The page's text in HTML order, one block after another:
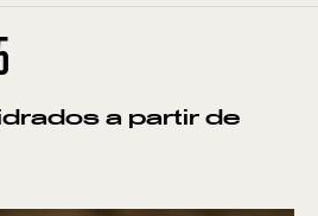
a partir de